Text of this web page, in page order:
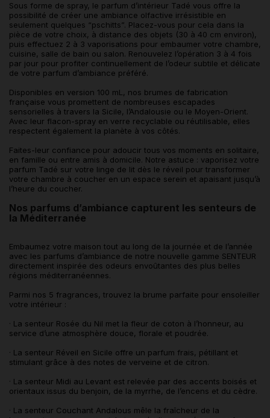
Sous forme de spray, le parfum d’intérieur Tadé vous offre la
possibilité de créer une ambiance olfactive irrésistible en
seulement quelques “pschitts”. Placez-vous pour cela dans la
pièce de votre choix, à distance des objets (30 à 40 cm environ),
puis effectuez 2 à 3 vaporisations pour embaumer votre chambre,
cuisine, salle de bain ou salon. Renouvelez l’opération 3 à 4 fois
par jour pour profiter continuellement de l’odeur subtile et délicate
de votre parfum d’ambiance préféré.
Disponibles en version 100 mL, nos brumes de fabrication
française vous promettent de nombreuses escapades
sensorielles à travers la Sicile, l’Andalousie ou le Moyen-Orient.
Avec leur flacon-spray en verre recyclable ou réutilisable, elles
respectent également la planète à vos côtés.
Faites-leur confiance pour adoucir tous vos moments en solitaire,
en famille ou entre amis à domicile. Notre astuce : vaporisez votre
parfum Tadé sur votre linge de lit dès le réveil pour transformer
votre chambre à coucher en un espace serein et apaisant jusqu’à
l’heure du coucher.
Nos parfums d’ambiance capturent les senteurs de
la Méditerranée
Embaumez votre maison tout au long de la journée et de l’année
avec les parfums d’ambiance de notre nouvelle gamme SENTEUR
directement inspirée des odeurs envoûtantes des plus belles
régions méditerranéennes.
Parmi nos 5 fragrances, trouvez la brume parfaite pour ensoleiller
votre intérieur :
· La senteur Rosée du Nil met la fleur de coton à l’honneur, au
service d’une atmosphère douce, florale et poudrée.
· La senteur Réveil en Sicile offre un parfum frais, pétillant et
stimulant grâce à des notes de verveine et de citron.
· La senteur Midi au Levant est relevée par des accents boisés et
orientaux issus du benjoin, de la myrrhe, de l’encens et du cèdre.
· La senteur Couchant Andalous mêle la fraîcheur de la